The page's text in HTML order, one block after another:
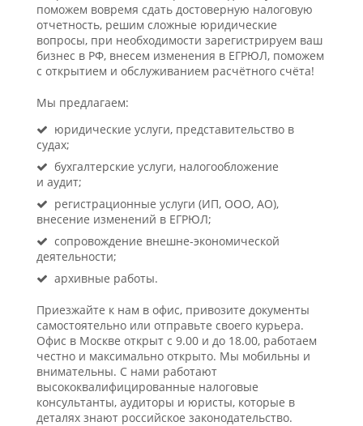
поможем вовремя сдать достоверную налоговую
отчетность, решим сложные юридические
вопросы, при необходимости зарегистрируем ваш
бизнес в РФ, внесем изменения в ЕГРЮЛ, поможем
с открытием и обслуживанием расчётного счёта!
Мы предлагаем:
юридические услуги, представительство в
судах;
бухгалтерские услуги, налогообложение
и аудит;
регистрационные услуги (ИП, ООО, АО),
внесение изменений в ЕГРЮЛ;
сопровождение внешне-экономической
деятельности;
архивные работы.
Приезжайте к нам в офис, привозите документы
самостоятельно или отправьте своего курьера.
Офис в Москве открыт с 9.00 и до 18.00, работаем
честно и максимально открыто. Мы мобильны и
внимательны. С нами работают
высококвалифицированные налоговые
консультанты, аудиторы и юристы, которые в
деталях знают российское законодательство.